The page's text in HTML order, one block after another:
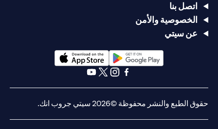
اتصل بنا
الخصوصية والأمن
عن سيتي
opens in a new tab
opens in a new tab
حقوق الطبع والنشر محفوظة ©2026 سيتي جروب انك.